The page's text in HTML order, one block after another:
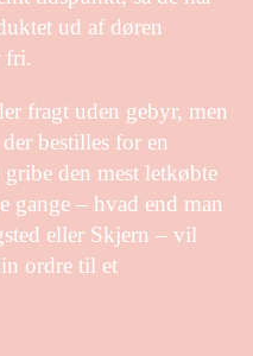
ud af døren
fri.
fragt uden gebyr, men
bestilles for en
den mest letkøbte
gange – hvad end man
eller Skjern – vil
ordre til et